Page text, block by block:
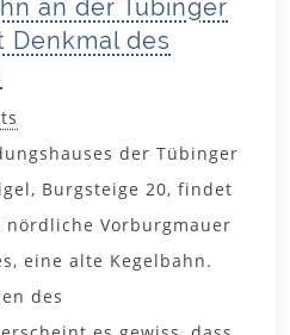
an der Tübinger
Denkmal des
der Tübinger
Burgsteige 20, findet
Vorburgmauer
eine alte Kegelbahn.
des